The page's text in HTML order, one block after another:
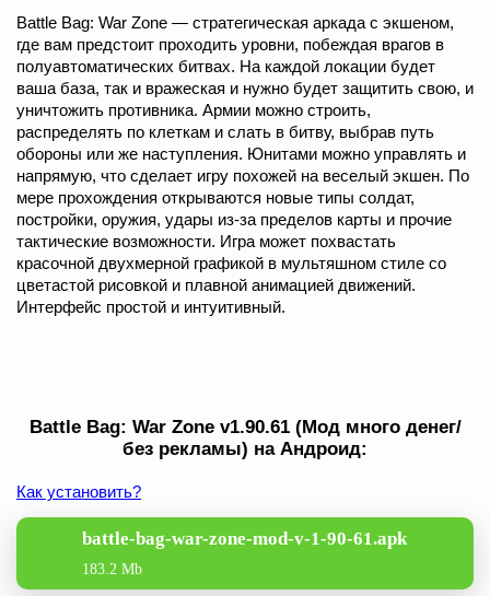
Battle Bag: War Zone ― стратегическая аркада с экшеном,
где вам предстоит проходить уровни, побеждая врагов в
полуавтоматических битвах. На каждой локации будет
ваша база, так и вражеская и нужно будет защитить свою, и
уничтожить противника. Армии можно строить,
распределять по клеткам и слать в битву, выбрав путь
обороны или же наступления. Юнитами можно управлять и
напрямую, что сделает игру похожей на веселый экшен. По
мере прохождения открываются новые типы солдат,
постройки, оружия, удары из-за пределов карты и прочие
тактические возможности. Игра может похвастать
красочной двухмерной графикой в мультяшном стиле со
цветастой рисовкой и плавной анимацией движений.
Интерфейс простой и интуитивный.
Battle Bag: War Zone v1.90.61 (Мод много денег/
без рекламы) на Андроид:
Как установить?
battle-bag-war-zone-mod-v-1-90-61.apk
183.2 Mb